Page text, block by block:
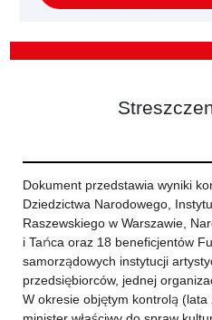
Dokument przedstawia wyniki
Dziedzictwa Narodowego,
Raszewskiego w Warszawie,
i Tańca oraz 18 beneficjentów
samorządowych instytucji
przedsiębiorców, jednej
W okresie objętym kontrolą